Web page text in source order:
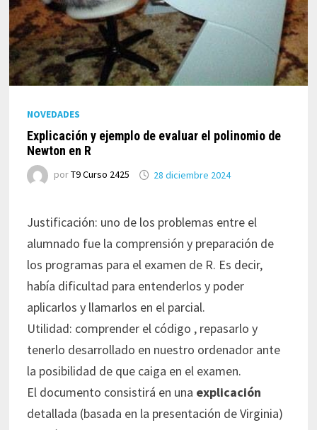
NOVEDADES
Explicación y ejemplo de evaluar el polinomio de
Newton en R
porT9 Curso 2425 28 diciembre 2024
Justificación: uno de los problemas entre el
alumnado fue la comprensión y preparación de
los programas para el examen de R. Es decir,
había dificultad para entenderlos y poder
aplicarlos y llamarlos en el parcial.
Utilidad: comprender el código , repasarlo y
tenerlo desarrollado en nuestro ordenador ante
la posibilidad de que caiga en el examen.
El documento consistirá en una explicación
detallada (basada en la presentación de Virginia)